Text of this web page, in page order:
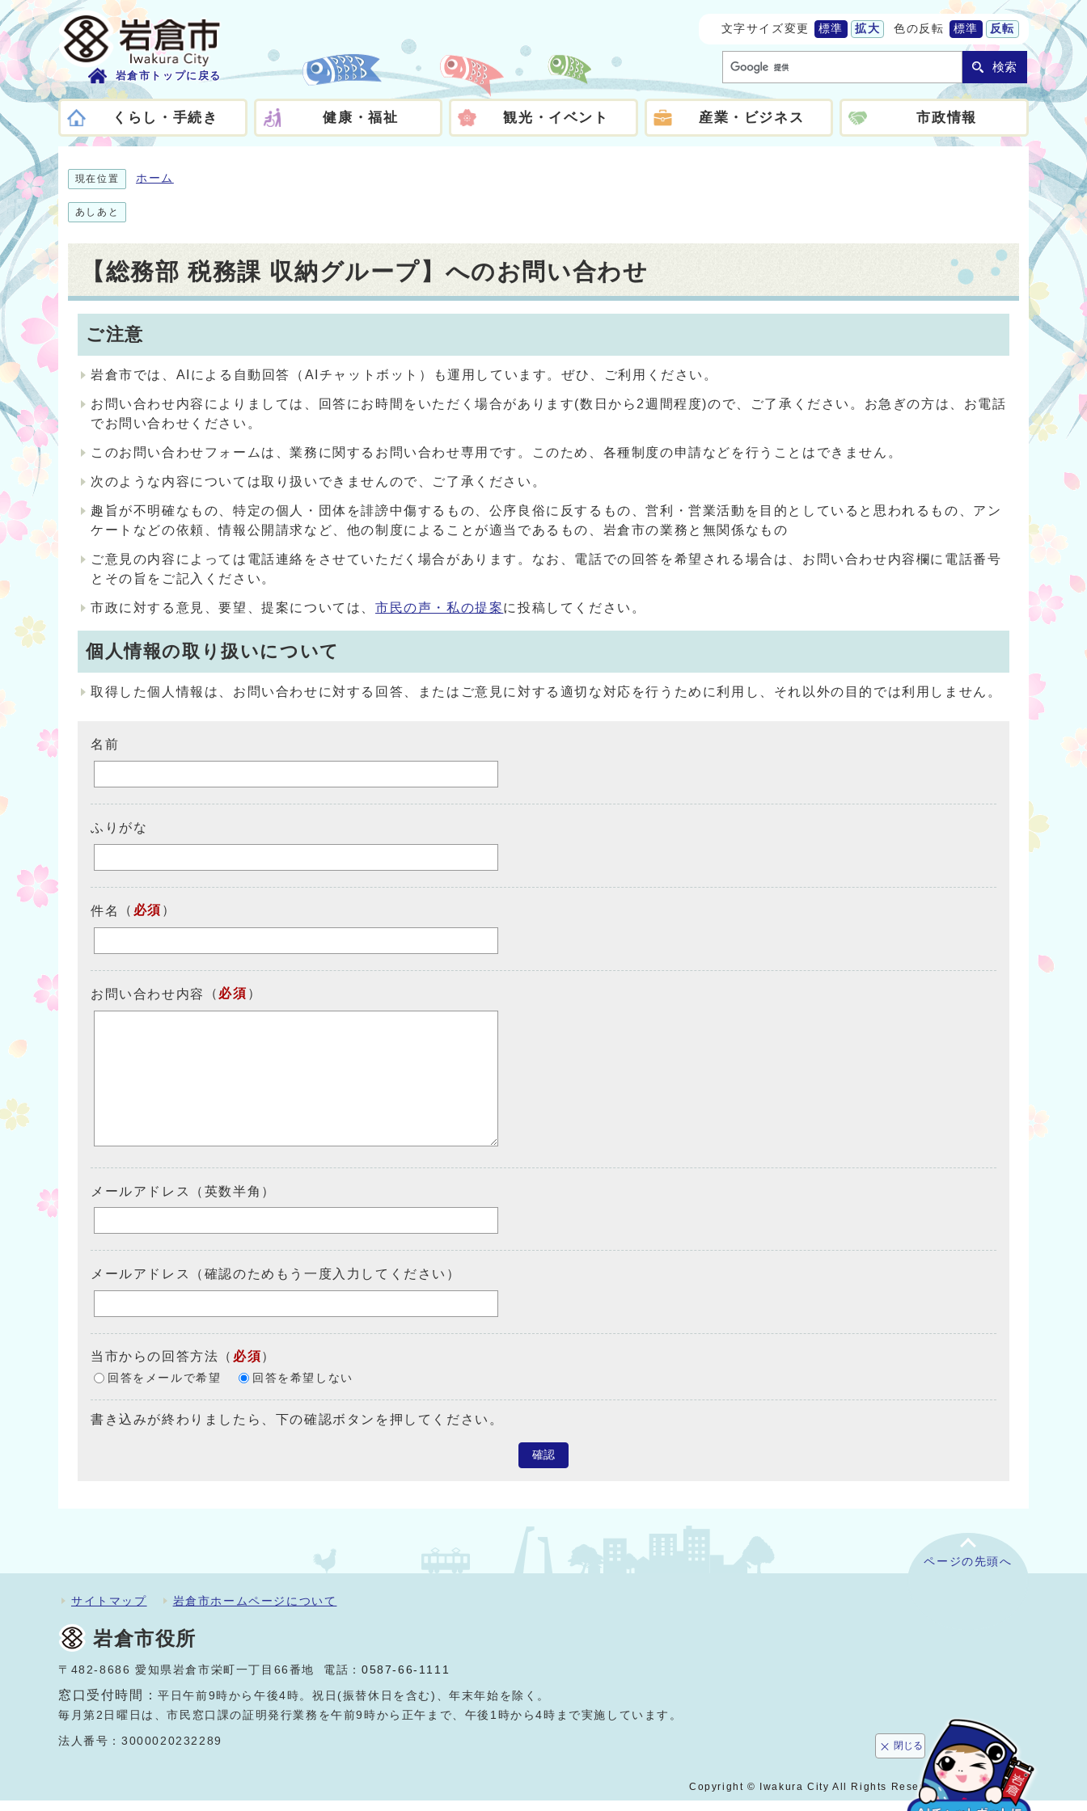
岩倉市トップに戻る
文字サイズ変更 標準 拡大 色の反転 標準 反転
検索
くらし・手続き 健康・福祉 観光・イベント 産業・ビジネス 市政情報
現在位置 ホーム
あしあと
【総務部 税務課 収納グループ】へのお問い合わせ
ご注意
岩倉市では、AIによる自動回答（AIチャットボット）も運用しています。ぜひ、ご利用ください。
お問い合わせ内容によりましては、回答にお時間をいただく場合があります(数日から2週間程度)ので、ご了承ください。お急ぎの方は、お電話
でお問い合わせください。
このお問い合わせフォームは、業務に関するお問い合わせ専用です。このため、各種制度の申請などを行うことはできません。
次のような内容については取り扱いできませんので、ご了承ください。
趣旨が不明確なもの、特定の個人・団体を誹謗中傷するもの、公序良俗に反するもの、営利・営業活動を目的としていると思われるもの、アン
ケートなどの依頼、情報公開請求など、他の制度によることが適当であるもの、岩倉市の業務と無関係なもの
ご意見の内容によっては電話連絡をさせていただく場合があります。なお、電話での回答を希望される場合は、お問い合わせ内容欄に電話番号
とその旨をご記入ください。
市政に対する意見、要望、提案については、 市民の声・私の提案に投稿してください。
個人情報の取り扱いについて
取得した個人情報は、お問い合わせに対する回答、またはご意見に対する適切な対応を行うために利用し、それ以外の目的では利用しません。
名前
ふりがな
件名 （ 必須 ）
お問い合わせ内容 （ 必須 ）
メールアドレス（英数半角）
メールアドレス（確認のためもう一度入力してください）
当市からの回答方法 （ 必須）
回答をメールで希望 回答を希望しない
書き込みが終わりましたら、下の確認ボタンを押してください。
確認
閉じる
ページの先頭へ
サイトマップ 岩倉市ホームページについて
岩倉市役所
〒482-8686 愛知県岩倉市栄町一丁目66番地 電話：0587-66-1111
窓口受付時間：平日午前9時から午後4時。祝日(振替休日を含む)、年末年始を除く。
毎月第2日曜日は、市民窓口課の証明発行業務を午前9時から正午まで、午後1時から4時まで実施しています。
法人番号：3000020232289
Copyright © Iwakura City All Rights Reserved.